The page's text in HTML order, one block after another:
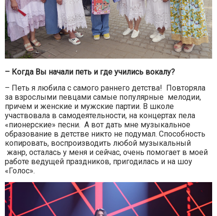
– Когда Вы начали петь и где учились вокалу?
– Петь я любила с самого раннего детства! Повторяла
за взрослыми певцами самые популярные мелодии,
причем и женские и мужские партии. В школе
участвовала в самодеятельности, на концертах пела
«пионерские» песни. А вот дать мне музыкальное
образование в детстве никто не подумал. Способность
копировать, воспроизводить любой музыкальный
жанр, осталась у меня и сейчас, очень помогает в моей
работе ведущей праздников, пригодилась и на шоу
«Голос».